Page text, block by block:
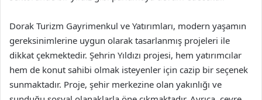
Dorak Turizm Gayrimenkul ve Yatırımları, modern yaşamın
gereksinimlerine uygun olarak tasarlanmış projeleri ile
dikkat çekmektedir. Şehrin Yıldızı projesi, hem yatırımcılar
hem de konut sahibi olmak isteyenler için cazip bir seçenek
sunmaktadır. Proje, şehir merkezine olan yakınlığı ve